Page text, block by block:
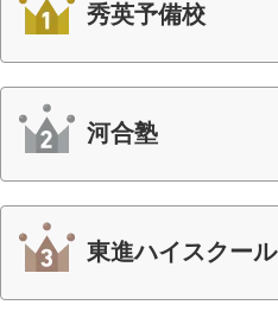
秀英予備校
河合塾
東進ハイスクール